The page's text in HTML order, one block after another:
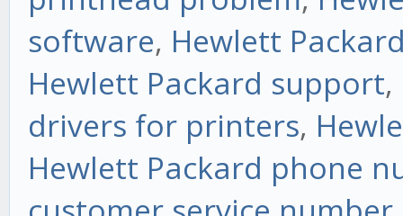
software, Hewlett
Hewlett Packard support,
drivers for printers,
Hewlett Packard phone